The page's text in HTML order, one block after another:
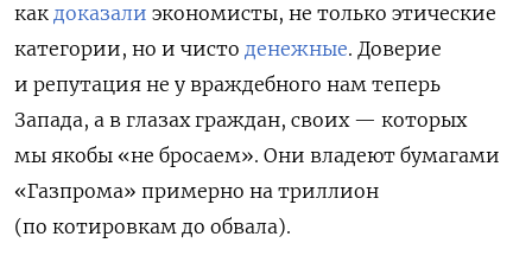
как доказали экономисты, не только этические
категории, но и чисто денежные. Доверие
и репутация не у враждебного нам теперь
Запада, а в глазах граждан, своих — которых
мы якобы «не бросаем». Они владеют бумагами
«Газпрома» примерно на триллион
(по котировкам до обвала).